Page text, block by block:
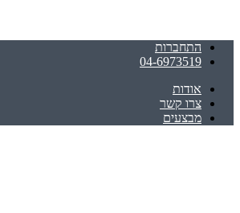
התחברות
04-6973519
אודות
צרו קשר
מבצעים